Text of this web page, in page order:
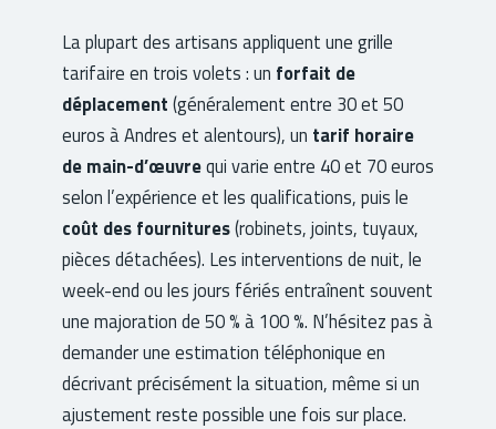
La plupart des artisans appliquent une grille
tarifaire en trois volets : un forfait de
déplacement (généralement entre 30 et 50
euros à Andres et alentours), un tarif horaire
de main-d’œuvrequi varie entre 40 et 70 euros
selon l’expérience et les qualifications, puis le
coût des fournitures(robinets, joints, tuyaux,
pièces détachées). Les interventions de nuit, le
week-end ou les jours fériés entraînent souvent
une majoration de 50 % à 100 %. N’hésitez pas à
demander une estimation téléphonique en
décrivant précisément la situation, même si un
ajustement reste possible une fois sur place.